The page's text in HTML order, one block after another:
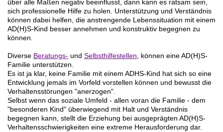
über alle Maßen negativ beeinflusst, dann kann es ratsam sein,
sich professionelle Hilfe zu holen. Unterstützung und Verständnis
können dabei helfen, die anstrengende Lebenssituation mit einem
AD(H)S-Kind besser annehmen und konstruktiv begegnen zu
können.
Diverse Beratungs- und Selbsthilfestellen, können eine AD(H)S-
Familie unterstützen.
Es ist ja klar, keine Familie mit einem ADHS-Kind hat sich so eine
Entwicklung jemals im Vorfeld vorstellen können und bewusst die
Verhaltensstörungen "anerzogen".
Selbst wenn das soziale Umfeld - allen voran die Familie - dem
"besonderen Kind" überwiegend mit Halt und Verständnis
begegnen kann, stellt die Erziehung bei ausgeprägten AD(H)S-
Verhaltensschwierigkeiten eine extreme Herausforderung dar.